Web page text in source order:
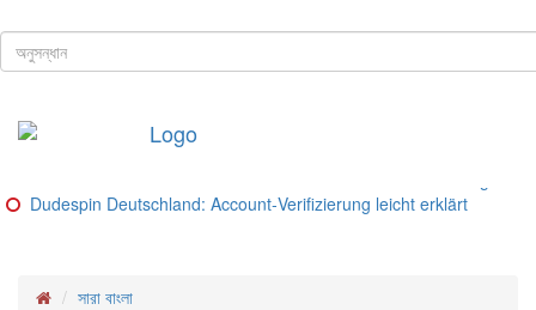
শিরোনাম
Glorion Casino – Schritte und Methoden für deutsche Spieler
Dudespin Deutschland: Account‑Verifizierung leicht erklärt
সারা বাংলা